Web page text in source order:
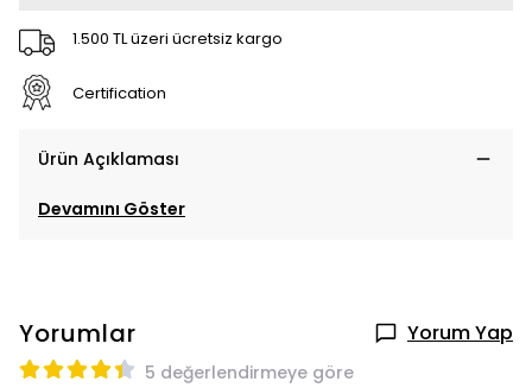
1.500 TL üzeri ücretsiz kargo
Certification
Ürün Açıklaması
Devamını Göster
Yorumlar Yorum Yap
5 değerlendirmeye göre